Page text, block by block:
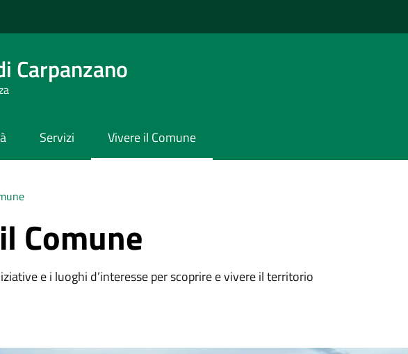
Carpanzano
Servizi Vivere il Comune
Comune
e i luoghi d’interesse per scoprire e vivere il territorio